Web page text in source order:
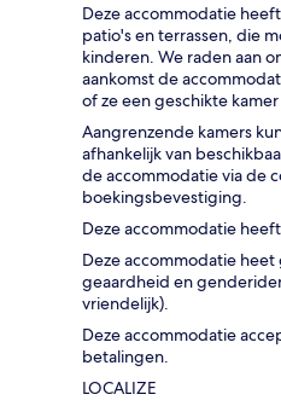
Deze accommodatie
patio's en terrassen, die
kinderen. We raden aan
aankomst de
of ze een geschikte
Aangrenzende kamers
afhankelijk van
de accommodatie via de
boekingsbevestiging.
Deze accommodatie
Deze accommodatie heet
geaardheid en
vriendelijk).
Deze accommodatie
betalingen.
LOCALIZE